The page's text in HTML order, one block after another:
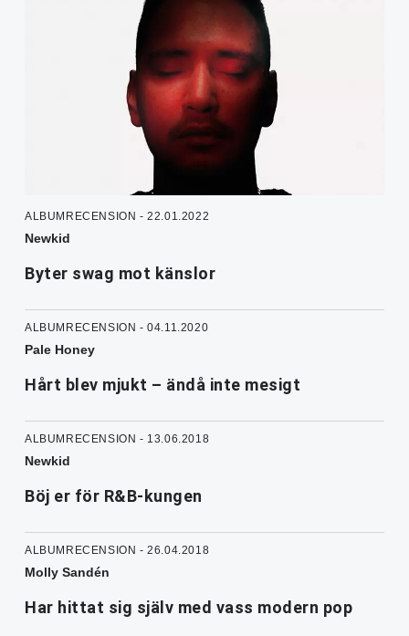
ALBUMRECENSION - 22.01.2022
Newkid
Byter swag mot känslor
ALBUMRECENSION - 04.11.2020
Pale Honey
Hårt blev mjukt – ändå inte mesigt
ALBUMRECENSION - 13.06.2018
Newkid
Böj er för R&B-kungen
ALBUMRECENSION - 26.04.2018
Molly Sandén
Har hittat sig själv med vass modern pop